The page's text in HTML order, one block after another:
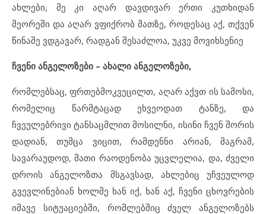
ახლები, მე კი აღარ დავდივარ ერთი კუთხიდან
მეორეში და აღარ ვფიქრობ მათზე, როდესაც აქ, თქვენ
წინაშე ვდგავარ, რადგან შესაძლოა, უკვე მოვიხსენიე
ჩვენი ანგელოზები – ახალი ანგელოზები,
რომლებსაც, ფრთებმოკვეცილთ, აღარ აქვთ ის სამოსი,
რომელიც წარმტაცად ეხვეოდათ ტანზე, და
ჩვეულებრივი ტანსაცმლით მოსილნი, ისინი ჩვენ შორის
დადიან, თუმცა ვიცით, რამდენნი არიან, მაგრამ,
სავარაუდოდ, მათი რაოდენობა უცვლელია, და, ძველი
დროის ანგელოზთა მსგავსად, ახლებიც უჩვეულოდ
გვევლინებიან ხოლმე ხან იქ, ხან აქ, ჩვენი ცხოვრების
იმავე სიტუაციებში, რომლებშიც ძველ ანგელოზებს